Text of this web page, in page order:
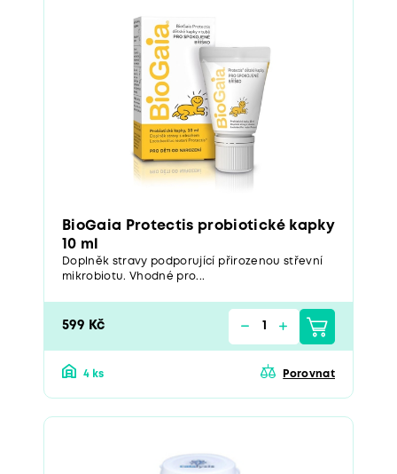
BioGaia Protectis probiotické kapky
10 ml
Doplněk stravy podporující přirozenou střevní
mikrobiotu. Vhodné pro...
599 Kč
4 ks Porovnat